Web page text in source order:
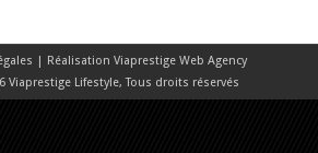
| Réalisation Viaprestige Web Agency
Viaprestige Lifestyle, Tous droits réservés